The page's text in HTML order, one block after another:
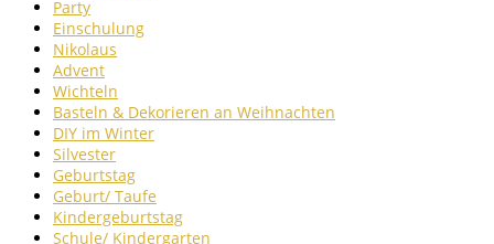
Party
Einschulung
Nikolaus
Advent
Wichteln
Basteln & Dekorieren an Weihnachten
DIY im Winter
Silvester
Geburtstag
Geburt/ Taufe
Kindergeburtstag
Schule/ Kindergarten